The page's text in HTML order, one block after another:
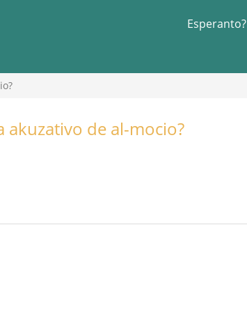
Esperanto?
akuzativo de al-mocio?